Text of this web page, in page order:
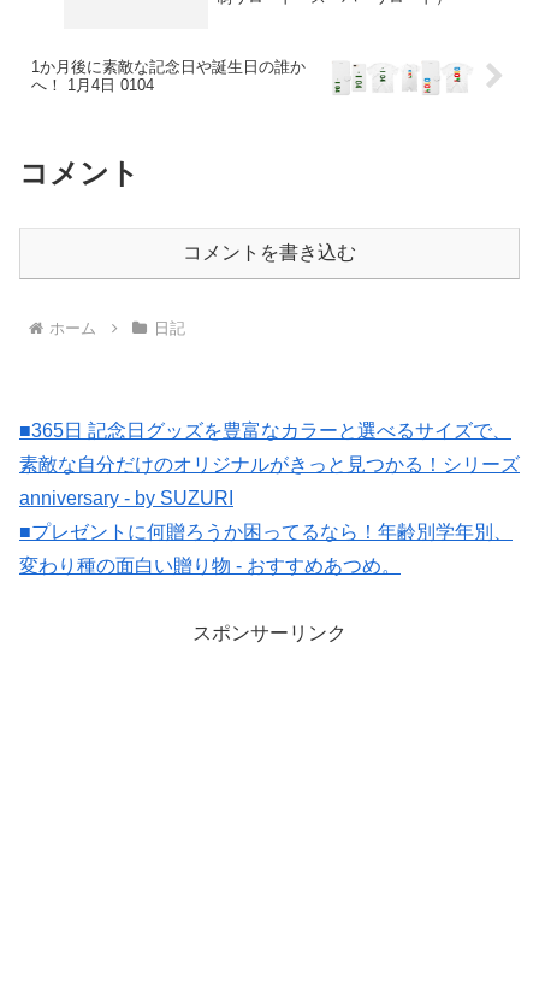
1か月後に素敵な記念日や誕生日の誰か
へ！ 1月4日 0104
コメント
コメントを書き込む
ホーム 日記
■365日 記念日グッズを豊富なカラーと選べるサイズで、
素敵な自分だけのオリジナルがきっと見つかる！シリーズ
anniversary - by SUZURI
■プレゼントに何贈ろうか困ってるなら！年齢別学年別、
変わり種の面白い贈り物 - おすすめあつめ。
スポンサーリンク